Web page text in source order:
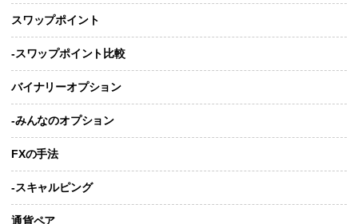
スワップポイント
-スワップポイント比較
バイナリーオプション
-みんなのオプション
FXの手法
-スキャルピング
通貨ペア